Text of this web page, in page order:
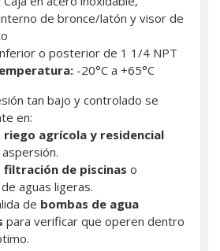
de bronce/latón y visor de
o posterior de 1 1/4 NPT
-20°C a +65°C
tan bajo y controlado se
en:
riego agrícola y residencial
filtración de piscinas o
aguas ligeras.
de bombas de agua
para verificar que operen dentro